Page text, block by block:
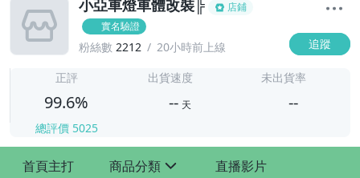
小亞車燈車體改裝╠
店鋪
實名驗證
粉絲數 2212 20小時前上線 追蹤
正評
99.6%
總評價 5025
出貨速度
-- 天
未出貨率
--
首頁主打 商品分類 直播影片